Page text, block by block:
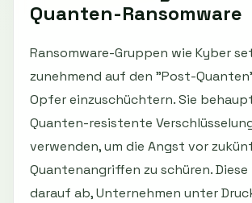
Quanten-Ransomware
Ransomware-Gruppen wie Kyber
zunehmend auf den "Post-
Opfer einzuschüchtern. Sie
Quanten-resistente
verwenden, um die Angst vor
Quantenangriffen zu schüren.
darauf ab, Unternehmen unter